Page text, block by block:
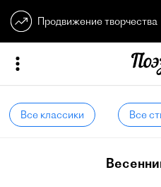
Продвижение творчества
Все классики Все